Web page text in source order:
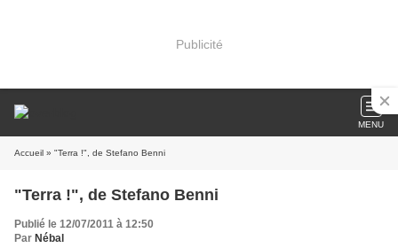
Publicité
MENU
Accueil » "Terra !", de Stefano Benni
"Terra !", de Stefano Benni
Publié le 12/07/2011 à 12:50
Par Nébal